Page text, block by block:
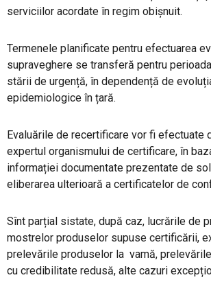
serviciilor acordate în regim obișnuit.
Termenele planificate pentru efectuarea
supraveghere se transferă pentru
stării de urgență, în dependență de
epidemiologice în țară.
Evaluările de recertificare vor fi efectuate
expertul organismului de certificare, în
informației documentate prezentate de
eliberarea ulterioară a certificatelor de
Sînt parțial sistate, după caz, lucrările de
mostrelor produselor supuse certificării,
prelevările produselor la vamă,
cu credibilitate redusă, alte cazuri